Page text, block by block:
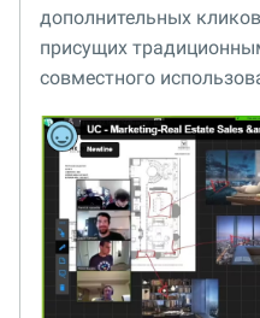
дополнительных
присущих
совместного